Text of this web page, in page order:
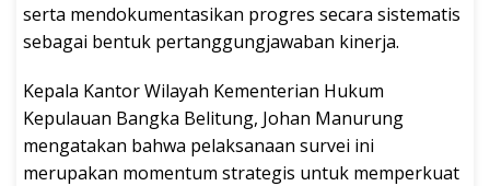
serta mendokumentasikan progres secara sistematis
sebagai bentuk pertanggungjawaban kinerja.
Kepala Kantor Wilayah Kementerian Hukum
Kepulauan Bangka Belitung, Johan Manurung
mengatakan bahwa pelaksanaan survei ini
merupakan momentum strategis untuk memperkuat